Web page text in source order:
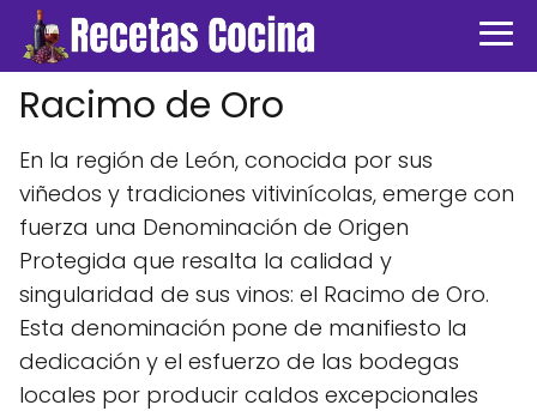
Racimo de Oro
En la región de León, conocida por sus
viñedos y tradiciones vitivinícolas, emerge con
fuerza una Denominación de Origen
Protegida que resalta la calidad y
singularidad de sus vinos: el Racimo de Oro.
Esta denominación pone de manifiesto la
dedicación y el esfuerzo de las bodegas
locales por producir caldos excepcionales